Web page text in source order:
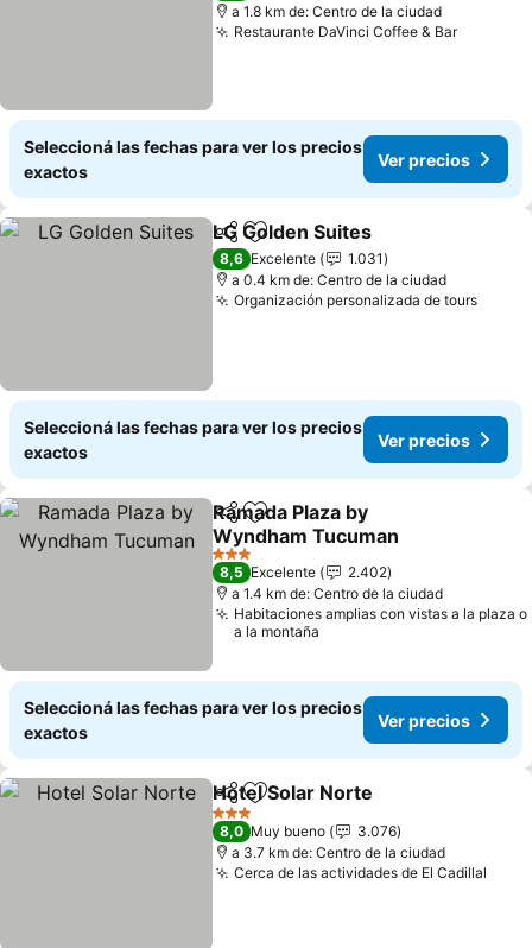
a 1.8 km de: Centro de la ciudad
Restaurante DaVinci Coffee & Bar
Seleccioná las fechas para ver los precios
exactos
Ver precios
CompartirAñadir a favoritos
LG Golden Suites
8,6 Excelente
1.031
a 0.4 km de: Centro de la ciudad
Organización personalizada de tours
Seleccioná las fechas para ver los precios
exactos
Ver precios
CompartirAñadir a favoritos
Ramada Plaza by
Wyndham Tucuman
3 Estrellas
8,5 Excelente
2.402
a 1.4 km de: Centro de la ciudad
Habitaciones amplias con vistas a la plaza o
a la montaña
Seleccioná las fechas para ver los precios
exactos
Ver precios
CompartirAñadir a favoritos
Hotel Solar Norte
3 Estrellas
8,0 Muy bueno
3.076
a 3.7 km de: Centro de la ciudad
Cerca de las actividades de El Cadillal